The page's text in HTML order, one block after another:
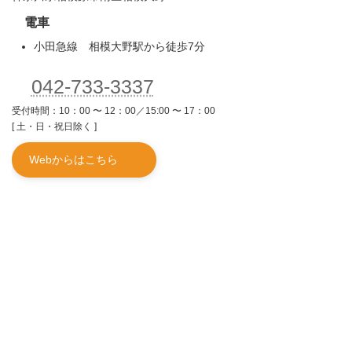
電車
小田急線 相模大野駅から徒歩7分
042-733-3337
受付時間：10：00 〜 12：00／15:00 〜 17：00
[ 土・日・祝日除く ]
Webからはこちら